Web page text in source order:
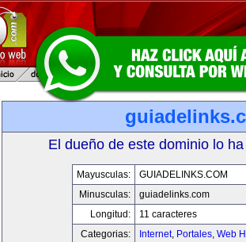
El dueño de este dominio lo
Mayusculas:
GUIADELINKS.COM
Minusculas:
guiadelinks.com
Longitud:
11 caracteres
Categorias:
Internet, Portales, Web